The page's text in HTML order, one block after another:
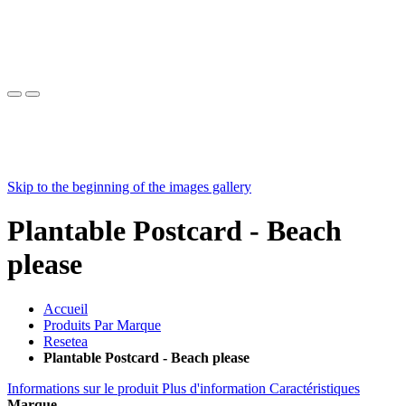
Skip to the beginning of the images gallery
Plantable Postcard - Beach
please
Accueil
Produits Par Marque
Resetea
Plantable Postcard - Beach please
Informations sur le produit Plus d'information Caractéristiques